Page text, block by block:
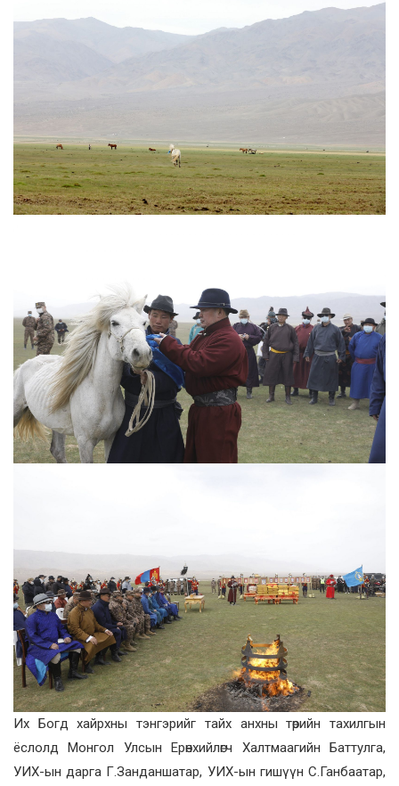
Их Богд хайрхны тэнгэрийг тайх анхны төрийн тахилгын
ёслолд Монгол Улсын Ерөнхийлөгч Халтмаагийн Баттулга,
УИХ-ын дарга Г.Занданшатар, УИХ-ын гишүүн С.Ганбаатар,